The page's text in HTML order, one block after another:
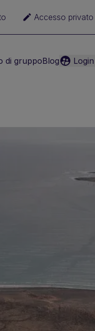
Accesso privato
di gruppoBlog Login